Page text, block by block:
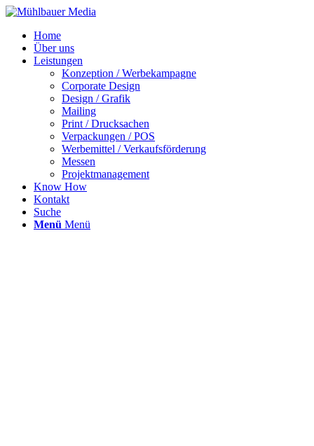
Home
Über uns
Leistungen
Konzeption / Werbekampagne
Corporate Design
Design / Grafik
Mailing
Print / Drucksachen
Verpackungen / POS
Werbemittel / Verkaufsförderung
Messen
Projektmanagement
Know How
Kontakt
Suche
Menü Menü